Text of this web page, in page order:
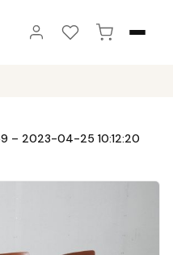
– 2023-04-25 10:12:20